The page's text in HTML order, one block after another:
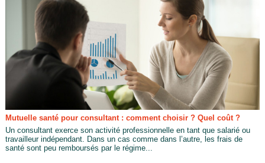
Mutuelle santé pour consultant : comment choisir ? Quel coût ?
Un consultant exerce son activité professionnelle en tant que salarié ou
travailleur indépendant. Dans un cas comme dans l’autre, les frais de
santé sont peu remboursés par le régime...